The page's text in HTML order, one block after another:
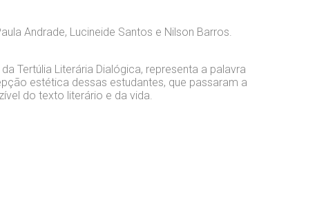
Andrade, Lucineide Santos e Nilson Barros.
Tertúlia Literária Dialógica, representa a palavra
estética dessas estudantes, que passaram a
do texto literário e da vida.